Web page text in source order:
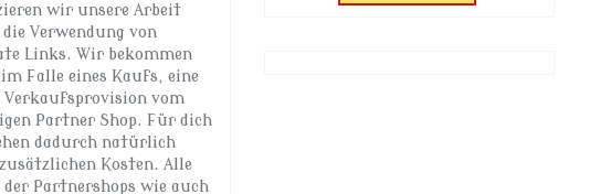
wir unsere Arbeit
Verwendung von
Links. Wir bekommen
Falle eines Kaufs, eine
Verkaufsprovision vom
Partner Shop. Für dich
dadurch natürlich
Kosten. Alle
der Partnershops wie auch